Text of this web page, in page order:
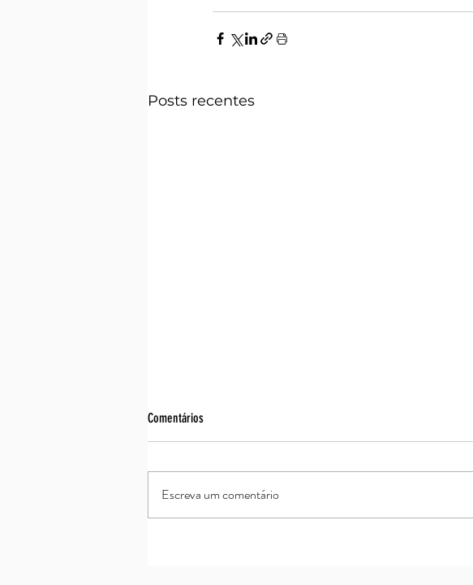
Posts recentes
Assim é se lhe parece
Comentários
Escreva um comentário